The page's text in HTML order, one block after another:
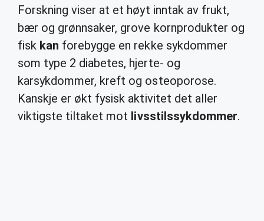
Forskning viser at et høyt inntak av frukt,
bær og grønnsaker, grove kornprodukter og
fisk kan forebygge en rekke sykdommer
som type 2 diabetes, hjerte- og
karsykdommer, kreft og osteoporose.
Kanskje er økt fysisk aktivitet det aller
viktigste tiltaket mot livsstilssykdommer.